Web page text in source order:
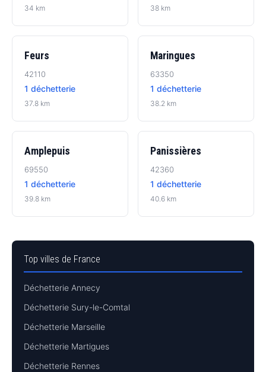
34 km 38 km
Feurs
42110
1 déchetterie
37.8 km
Maringues
63350
1 déchetterie
38.2 km
Amplepuis
69550
1 déchetterie
39.8 km
Panissières
42360
1 déchetterie
40.6 km
Top villes de France
Déchetterie Annecy
Déchetterie Sury-le-Comtal
Déchetterie Marseille
Déchetterie Martigues
Déchetterie Rennes